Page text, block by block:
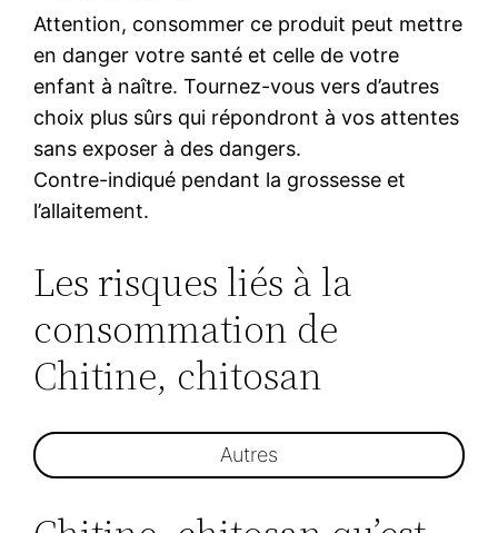
Attention, consommer ce produit peut mettre
en danger votre santé et celle de votre
enfant à naître. Tournez-vous vers d’autres
choix plus sûrs qui répondront à vos attentes
sans exposer à des dangers.
Contre-indiqué pendant la grossesse et
l’allaitement.
Les risques liés à la
consommation de
Chitine, chitosan
Autres